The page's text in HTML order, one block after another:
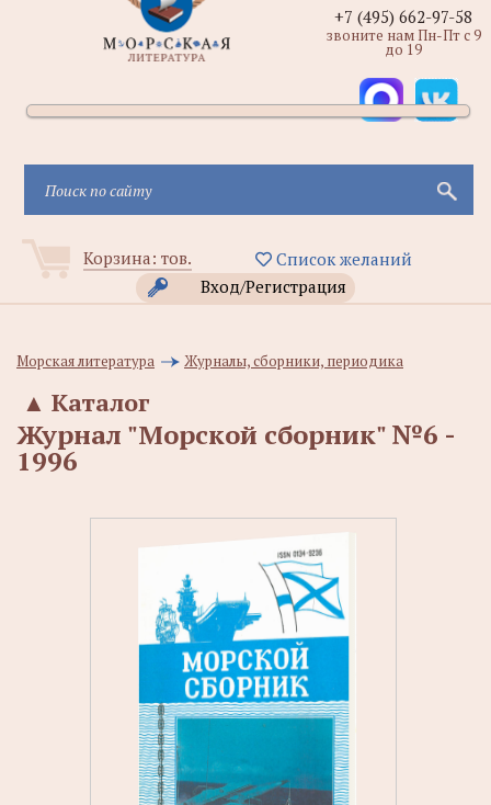
Корзина: тов.
Список желаний
Вход/Регистрация
+7 (495) 662-97-58
звоните нам Пн-Пт с 9
до 19
Морская литература Журналы, сборники, периодика
Каталог
▲
Журнал "Морской сборник" №6 -
1996